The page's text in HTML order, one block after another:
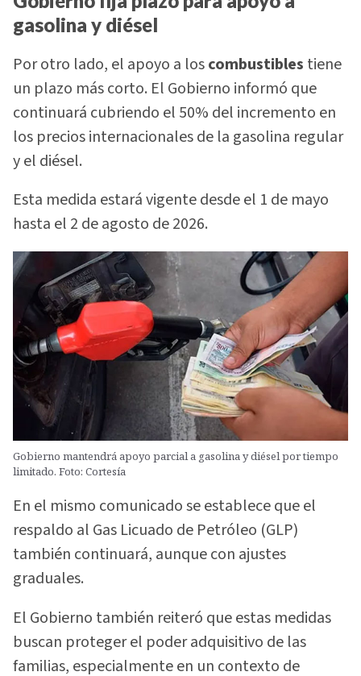
gasolina y diésel
Por otro lado, el apoyo a loscombustibles tiene
un plazo más corto. El Gobierno informó que
continuará cubriendo el 50% del incremento en
los precios internacionales de la gasolina regular
y el diésel.
Esta medida estará vigente desde el 1 de mayo
hasta el 2 de agosto de 2026.
Gobierno mantendrá apoyo parcial a gasolina y diésel por tiempo
limitado. Foto: Cortesía
En el mismo comunicado se establece que el
respaldo al Gas Licuado de Petróleo (GLP)
también continuará, aunque con ajustes
graduales.
El Gobierno también reiteró que estas medidas
buscan proteger el poder adquisitivo de las
familias, especialmente en un contexto de